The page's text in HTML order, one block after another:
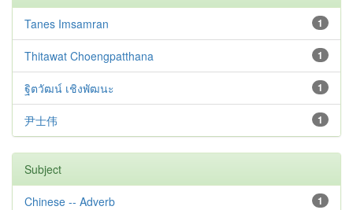
1
Tanes Imsamran
1
Thitawat Choengpatthana
1
ฐิตวัฒน์ เชิงพัฒนะ
1
尹士伟
Subject
1
Chinese -- Adverb